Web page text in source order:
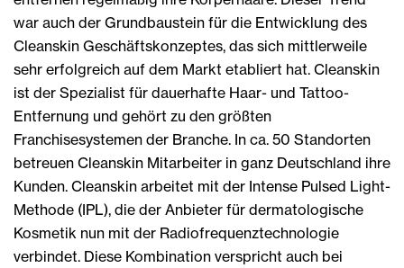
war auch der Grundbaustein für die Entwicklung des
Cleanskin Geschäftskonzeptes, das sich mittlerweile
sehr erfolgreich auf dem Markt etabliert hat. Cleanskin
ist der Spezialist für dauerhafte Haar- und Tattoo-
Entfernung und gehört zu den größten
Franchisesystemen der Branche. In ca. 50 Standorten
betreuen Cleanskin Mitarbeiter in ganz Deutschland ihre
Kunden. Cleanskin arbeitet mit der Intense Pulsed Light-
Methode (IPL), die der Anbieter für dermatologische
Kosmetik nun mit der Radiofrequenztechnologie
verbindet. Diese Kombination verspricht auch bei